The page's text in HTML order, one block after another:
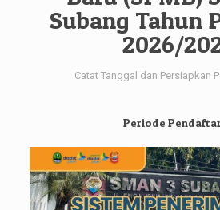
Subang Tahun
2026/
Catat Tanggal dan Persiapkan
Periode